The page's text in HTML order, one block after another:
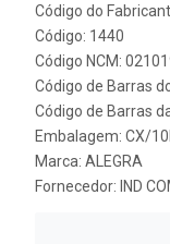
Código do
Código: 1440
Código NCM:
Código de Barras
Código de Barras
Embalagem: CX/
Marca: ALEGRA
Fornecedor: IND